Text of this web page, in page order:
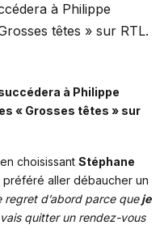
à Philippe
têtes » sur RTL.
à Philippe
« Grosses têtes » sur
choisissant Stéphane
préféré aller débaucher un
regret d’abord parce queje
quitter un rendez-vous